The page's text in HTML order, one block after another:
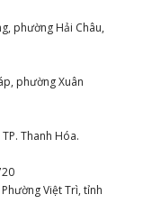
phường Hải Châu,
phường Xuân
Thanh Hóa.
Việt Trì, tỉnh